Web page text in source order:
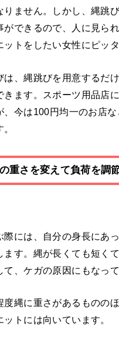
りません。しかし、縄跳
ができるので、人に見ら
ットをしたい女性にピッタ
は、縄跳びを用意するだ
きます。スポーツ用品店
、今は100円均一のお店
重さを変えて負荷を調
際には、自分の身長にあ
ます。縄が長くても短く
て、ケガの原因にもなって
度縄に重さがあるものの
トには向いています。